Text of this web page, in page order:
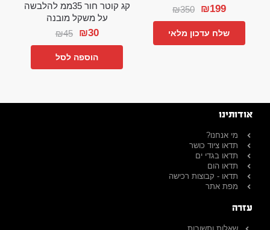
₪350 ₪199
שלח עדכון מלאי
קג קוטר חור 35ממ להלבשה
על משקל מובנה
₪45 ₪30
הוספה לסל
אודותינו
מי אנחנו?
תדאו ציוד כושר
תדאו בגדי ים
תדאו הום
תדאו - קבוצות רכישה
מפת אתר
עזרה